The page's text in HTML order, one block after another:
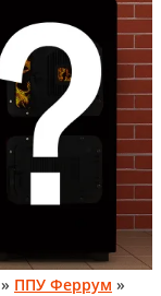
» ППУ Феррум »